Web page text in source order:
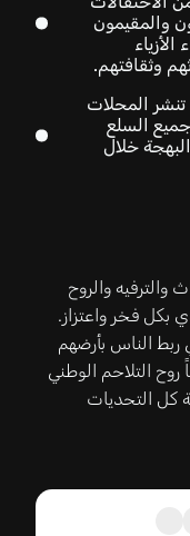
والمقيمون
وثقافتهم.
تنشر المحلات
السلع
خلال
والترفيه والروح
بكل فخر واعتزاز.
ربط الناس بأرضهم
التلاحم الوطني
كل التحديات